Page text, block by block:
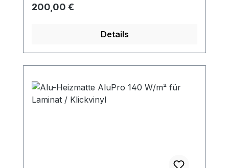
Regulärer Preis:
200,00 €
Details